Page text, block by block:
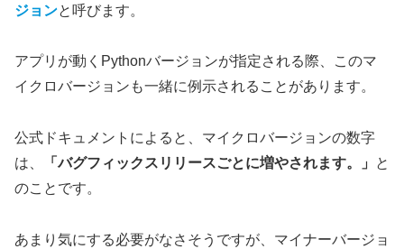
ジョンと呼びます。
アプリが動くPythonバージョンが指定される際、このマ
イクロバージョンも一緒に例示されることがあります。
公式ドキュメントによると、マイクロバージョンの数字
は、
「バグフィックスリリースごとに増やされます。」
と
のことです。
あまり気にする必要がなさそうですが、マイナーバージョ